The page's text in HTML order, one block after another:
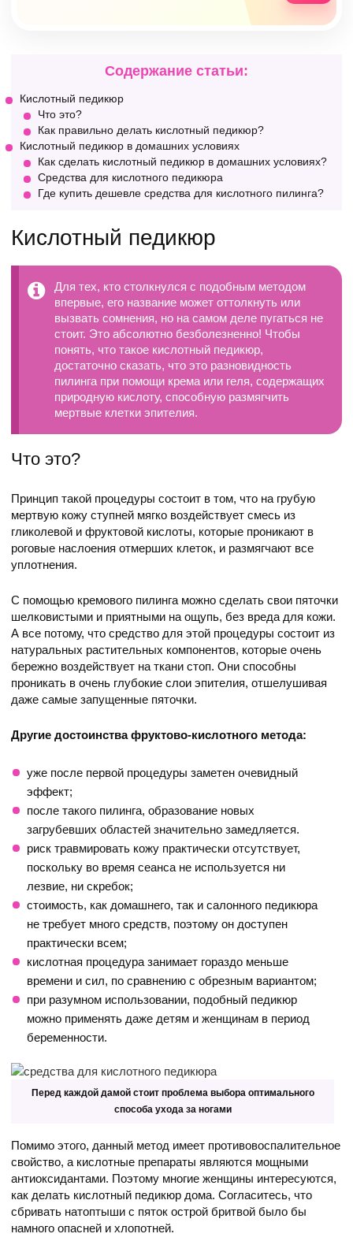
Содержание статьи:
Кислотный педикюр
Что это?
Как правильно делать кислотный педикюр?
Кислотный педикюр в домашних условиях
Как сделать кислотный педикюр в домашних условиях?
Средства для кислотного педикюра
Где купить дешевле средства для кислотного пилинга?
Кислотный педикюр
Для тех, кто столкнулся с подобным методом
впервые, его название может оттолкнуть или
вызвать сомнения, но на самом деле пугаться не
стоит. Это абсолютно безболезненно! Чтобы
понять, что такое кислотный педикюр,
достаточно сказать, что это разновидность
пилинга при помощи крема или геля, содержащих
природную кислоту, способную размягчить
мертвые клетки эпителия.
Что это?
Принцип такой процедуры состоит в том, что на грубую
мертвую кожу ступней мягко воздействует смесь из
гликолевой и фруктовой кислоты, которые проникают в
роговые наслоения отмерших клеток, и размягчают все
уплотнения.
С помощью кремового пилинга можно сделать свои пяточки
шелковистыми и приятными на ощупь, без вреда для кожи.
А все потому, что средство для этой процедуры состоит из
натуральных растительных компонентов, которые очень
бережно воздействует на ткани стоп. Они способны
проникать в очень глубокие слои эпителия, отшелушивая
даже самые запущенные пяточки.
Другие достоинства фруктово-кислотного метода:
уже после первой процедуры заметен очевидный
эффект;
после такого пилинга, образование новых
загрубевших областей значительно замедляется.
риск травмировать кожу практически отсутствует,
поскольку во время сеанса не используется ни
лезвие, ни скребок;
стоимость, как домашнего, так и салонного педикюра
не требует много средств, поэтому он доступен
практически всем;
кислотная процедура занимает гораздо меньше
времени и сил, по сравнению с обрезным вариантом;
при разумном использовании, подобный педикюр
можно применять даже детям и женщинам в период
беременности.
Перед каждой дамой стоит проблема выбора оптимального
способа ухода за ногами
Помимо этого, данный метод имеет противовоспалительное
свойство, а кислотные препараты являются мощными
антиоксидантами. Поэтому многие женщины интересуются,
как делать кислотный педикюр дома. Согласитесь, что
сбривать натоптыши с пяток острой бритвой было бы
намного опасней и хлопотней.